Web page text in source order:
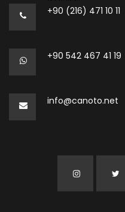
+90 (216) 471 10 11
+90 542 467 41 19
info@canoto.net